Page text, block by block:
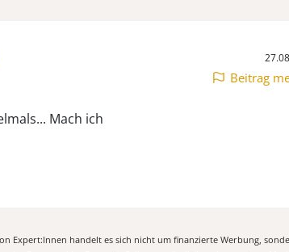
Beitrag
Mach ich
Expert:Innen handelt es sich nicht um finanzierte Werbung,